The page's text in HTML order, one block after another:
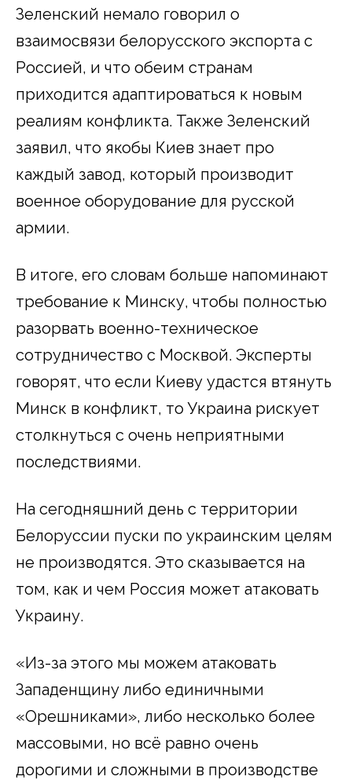
Зеленский немало говорил о
взаимосвязи белорусского экспорта с
Россией, и что обеим странам
приходится адаптироваться к новым
реалиям конфликта. Также Зеленский
заявил, что якобы Киев знает про
каждый завод, который производит
военное оборудование для русской
армии.
В итоге, его словам больше напоминают
требование к Минску, чтобы полностью
разорвать военно-техническое
сотрудничество с Москвой. Эксперты
говорят, что если Киеву удастся втянуть
Минск в конфликт, то Украина рискует
столкнуться с очень неприятными
последствиями.
На сегодняшний день с территории
Белоруссии пуски по украинским целям
не производятся. Это сказывается на
том, как и чем Россия может атаковать
Украину.
«Из-за этого мы можем атаковать
Западенщину либо единичными
«Орешниками», либо несколько более
массовыми, но всё равно очень
дорогими и сложными в производстве